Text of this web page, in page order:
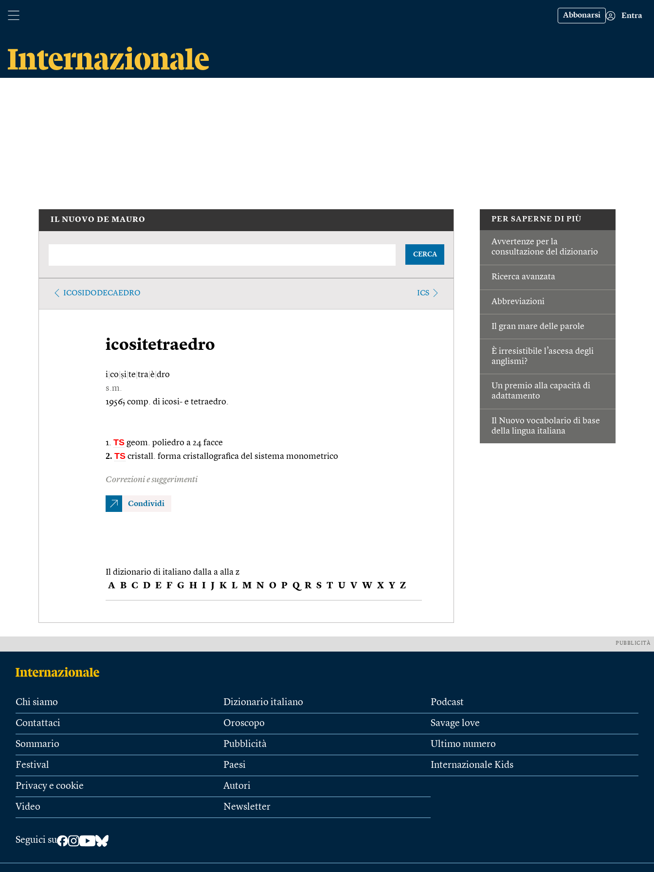
Abbonarsi Entra
PER SAPERNE DI PIÙ
Avvertenze per la
consultazione del dizionario
Ricerca avanzata
Abbreviazioni
Il gran mare delle parole
È irresistibile l’ascesa degli
anglismi?
Un premio alla capacità di
adattamento
Il Nuovo vocabolario di base
della lingua italiana
IL NUOVO DE MAURO
CERCA
ICOSIDODECAEDRO ICS
icositetraedro
i co ṣi te tra è dro
s.m.
1956; comp. di icosi- e tetraedro.
1. TS geom. poliedro a 24 facce
2. TS cristall. forma cristallografica del sistema monometrico
Correzioni e suggerimenti
Condividi
Il dizionario di italiano dalla a alla z
A B C D E F G H I J K L M N O P Q R S T U V W X Y Z
PUBBLICITÀ
Chi siamo
Contattaci
Sommario
Festival
Privacy e cookie
Video
Dizionario italiano
Oroscopo
Pubblicità
Paesi
Autori
Newsletter
Podcast
Savage love
Ultimo numero
Internazionale Kids
Seguici su